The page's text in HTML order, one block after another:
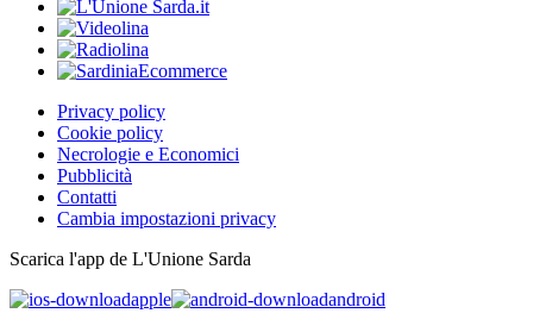
Privacy policy
Cookie policy
Necrologie e Economici
Pubblicità
Contatti
Cambia impostazioni privacy
Scarica l'app de L'Unione Sarda
apple
android